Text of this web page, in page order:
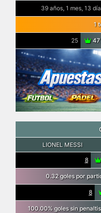
39 años, 1 mes, 13
1
25 47
LIONEL MESSI
8
0.32 goles por
8
100.00% goles sin